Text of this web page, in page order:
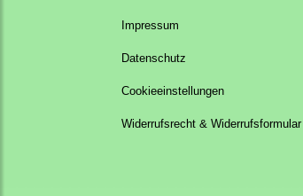
Impressum
Datenschutz
Cookieeinstellungen
Widerrufsrecht & Widerrufsformular